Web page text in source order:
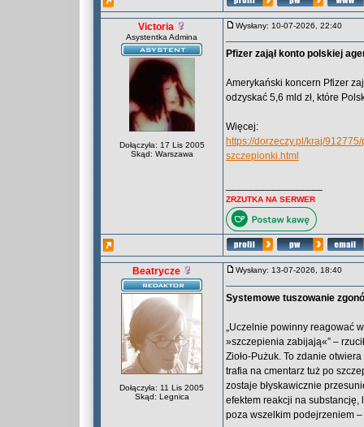
Victoria
Asystentka Admina
Dołączyła: 17 Lis 2005
Skąd: Warszawa
Wysłany: 10-07-2026, 22:40
Pfizer zajął konto polskiej
Amerykański koncern Pfizer
odzyskać 5,6 mld zł, które
Więcej:
https://dorzeczy.pl/kraj/
szczepionki.html
ZRZUTKA NA SERWER
Beatrycze
Dołączyła: 11 Lis 2005
Skąd: Legnica
Wysłany: 13-07-2026, 18:40
Systemowe tuszowanie
„Uczelnie powinny reagować
»szczepienia zabijają«” –
Zioło-Pużuk. To zdanie
trafia na cmentarz tuż po
zostaje błyskawicznie
efektem reakcji na substancję,
poza wszelkim podejrzeniem